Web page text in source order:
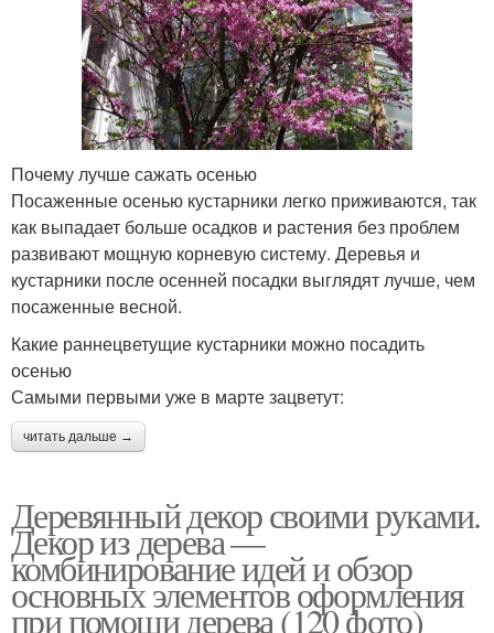
Почему лучше сажать осенью
Посаженные осенью кустарники легко приживаются, так
как выпадает больше осадков и растения без проблем
развивают мощную корневую систему. Деревья и
кустарники после осенней посадки выглядят лучше, чем
посаженные весной.
Какие раннецветущие кустарники можно посадить
осенью
Самыми первыми уже в марте зацветут:
читать дальше →
Деревянный декор своими руками.
Декор из дерева —
комбинирование идей и обзор
основных элементов оформления
при помощи дерева (120 фото)